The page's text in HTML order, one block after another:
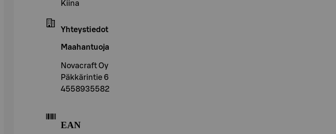
Kiina
Yhteystiedot
Maahantuoja
Novacraft Oy
Päkkärintie 6
4558935582
EAN